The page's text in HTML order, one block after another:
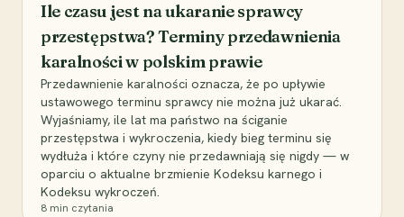
Ile czasu jest na ukaranie sprawcy
przestępstwa? Terminy przedawnienia
karalności w polskim prawie
Przedawnienie karalności oznacza, że po upływie
ustawowego terminu sprawcy nie można już ukarać.
Wyjaśniamy, ile lat ma państwo na ściganie
przestępstwa i wykroczenia, kiedy bieg terminu się
wydłuża i które czyny nie przedawniają się nigdy — w
oparciu o aktualne brzmienie Kodeksu karnego i
Kodeksu wykroczeń.
8 min czytania